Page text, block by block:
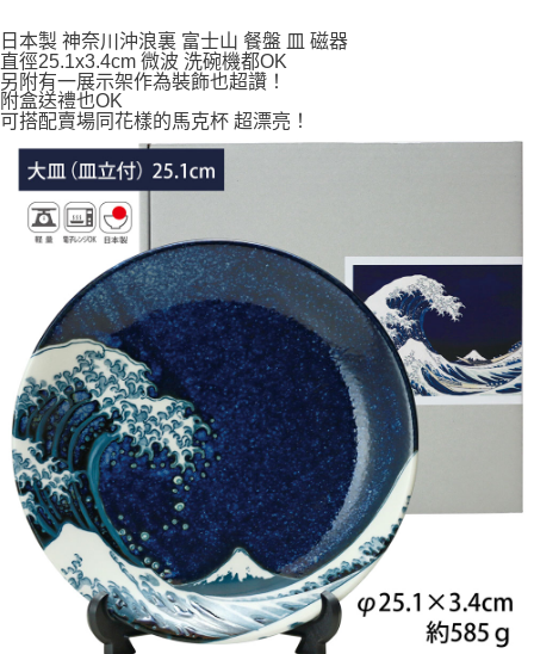
每筆NT$65，滿NT$999(含以上)免運費
7-11取貨付款
每筆NT$65，滿NT$999(含以上)免運費
付款後7-11取貨
每筆NT$65，滿NT$999(含以上)免運費
宅配
每筆NT$100，滿NT$999(含以上)免運費
日本製 神奈川沖浪裏 富士山 餐盤 皿 磁器
直徑25.1x3.4cm 微波 洗碗機都OK
另附有一展示架作為裝飾也超讚！
附盒送禮也OK
可搭配賣場同花樣的馬克杯 超漂亮！